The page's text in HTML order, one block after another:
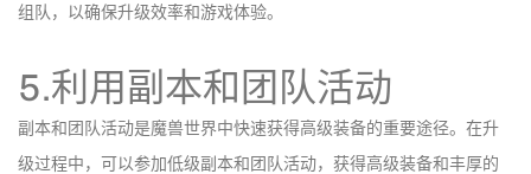
组队，以确保升级效率和游戏体验。
5.利用副本和团队活动
副本和团队活动是魔兽世界中快速获得高级装备的重要途径。在升
级过程中，可以参加低级副本和团队活动，获得高级装备和丰厚的